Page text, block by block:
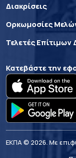
Διακρίσεις
Ορκωμοσίες
Τελετές
Κατεβάστε την
ΕΚΠΑ © 2026. Με